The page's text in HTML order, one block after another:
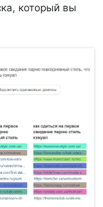
который вы